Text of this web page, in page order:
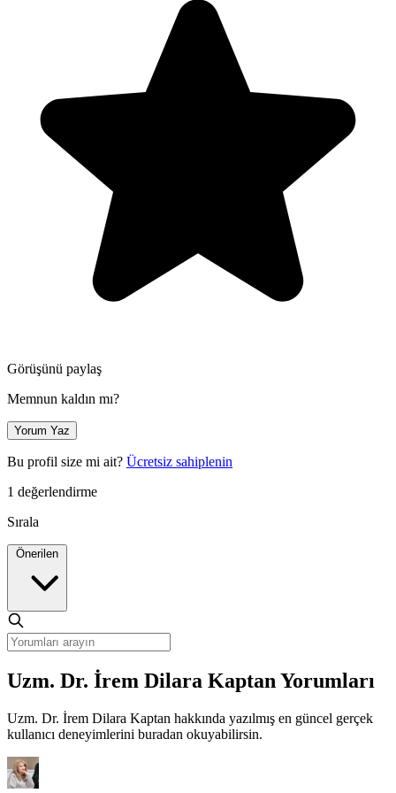
Görüşünü paylaş
Memnun kaldın mı?
Yorum Yaz
Bu profil size mi ait? Ücretsiz sahiplenin
1 değerlendirme
Sırala
Uzm. Dr. İrem Dilara Kaptan Yorumları
Uzm. Dr. İrem Dilara Kaptan hakkında yazılmış en güncel gerçek
kullanıcı deneyimlerini buradan okuyabilirsin.